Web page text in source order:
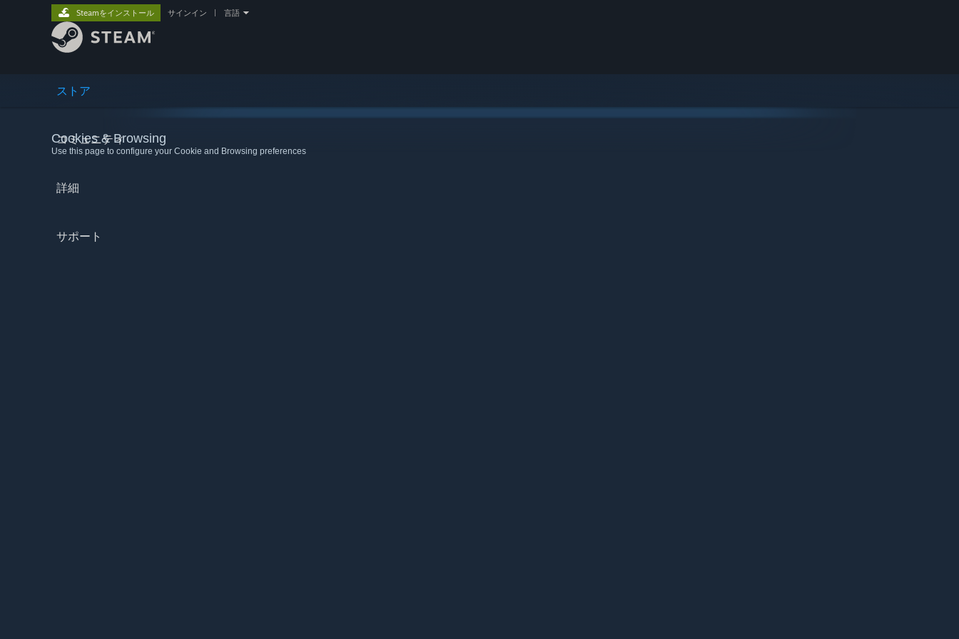
ストア
コミュニティ
詳細
サポート
Steamをインストール サインイン 言語
Cookies & Browsing
Use this page to configure your Cookie and Browsing preferences